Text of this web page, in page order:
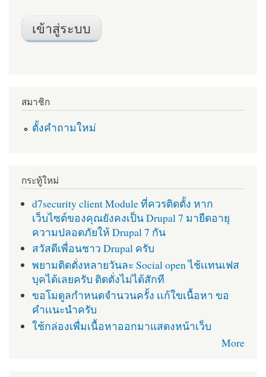
สมาชิก
ตั้งคำถามใหม่
กระทู้ใหม่
d7security client Module ที่ควรติดตั้ง หาก
เว็บไซต์ของคุณยังคงเป็น Drupal 7 มายืดอายุ
ความปลอดภัยให้ Drupal 7 กัน
สวัสดีเพื่อนชาว Drupal ครับ
พยามติดตั่งหลายวันละ Social open ไช้เเทนเฟส
บุคได้เลยครับ ติดตั่งไม่ได้สักที
ขอโมดูลกำหนดจำนวนครั้ง เเก้ใขเนื้อหา ขอ
คำเเนะนำครับ
ใช้กล่องเพื่มเนื้อหาออกมาแสดงหน้าเว็บ
More